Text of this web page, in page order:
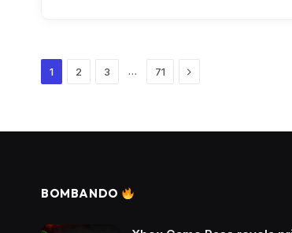
1 2 3 … 71 Next
BOMBANDO